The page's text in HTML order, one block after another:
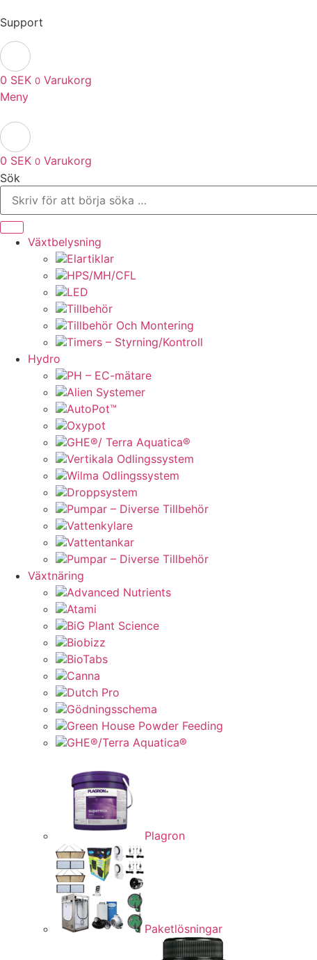
Support
0 SEK 0 Varukorg
Meny
0 SEK 0 Varukorg
Sök
Växtbelysning
Elartiklar
HPS/MH/CFL
LED
Tillbehör
Tillbehör Och Montering
Timers – Styrning/Kontroll
Hydro
PH – EC-mätare
Alien Systemer
AutoPot™
Oxypot
GHE®/ Terra Aquatica®
Vertikala Odlingssystem
Wilma Odlingssystem
Droppsystem
Pumpar – Diverse Tillbehör
Vattenkylare
Vattentankar
Pumpar – Diverse Tillbehör
Växtnäring
Advanced Nutrients
Atami
BiG Plant Science
Biobizz
BioTabs
Canna
Dutch Pro
Gödningsschema
Green House Powder Feeding
GHE®/Terra Aquatica®
Plagron
Paketlösningar